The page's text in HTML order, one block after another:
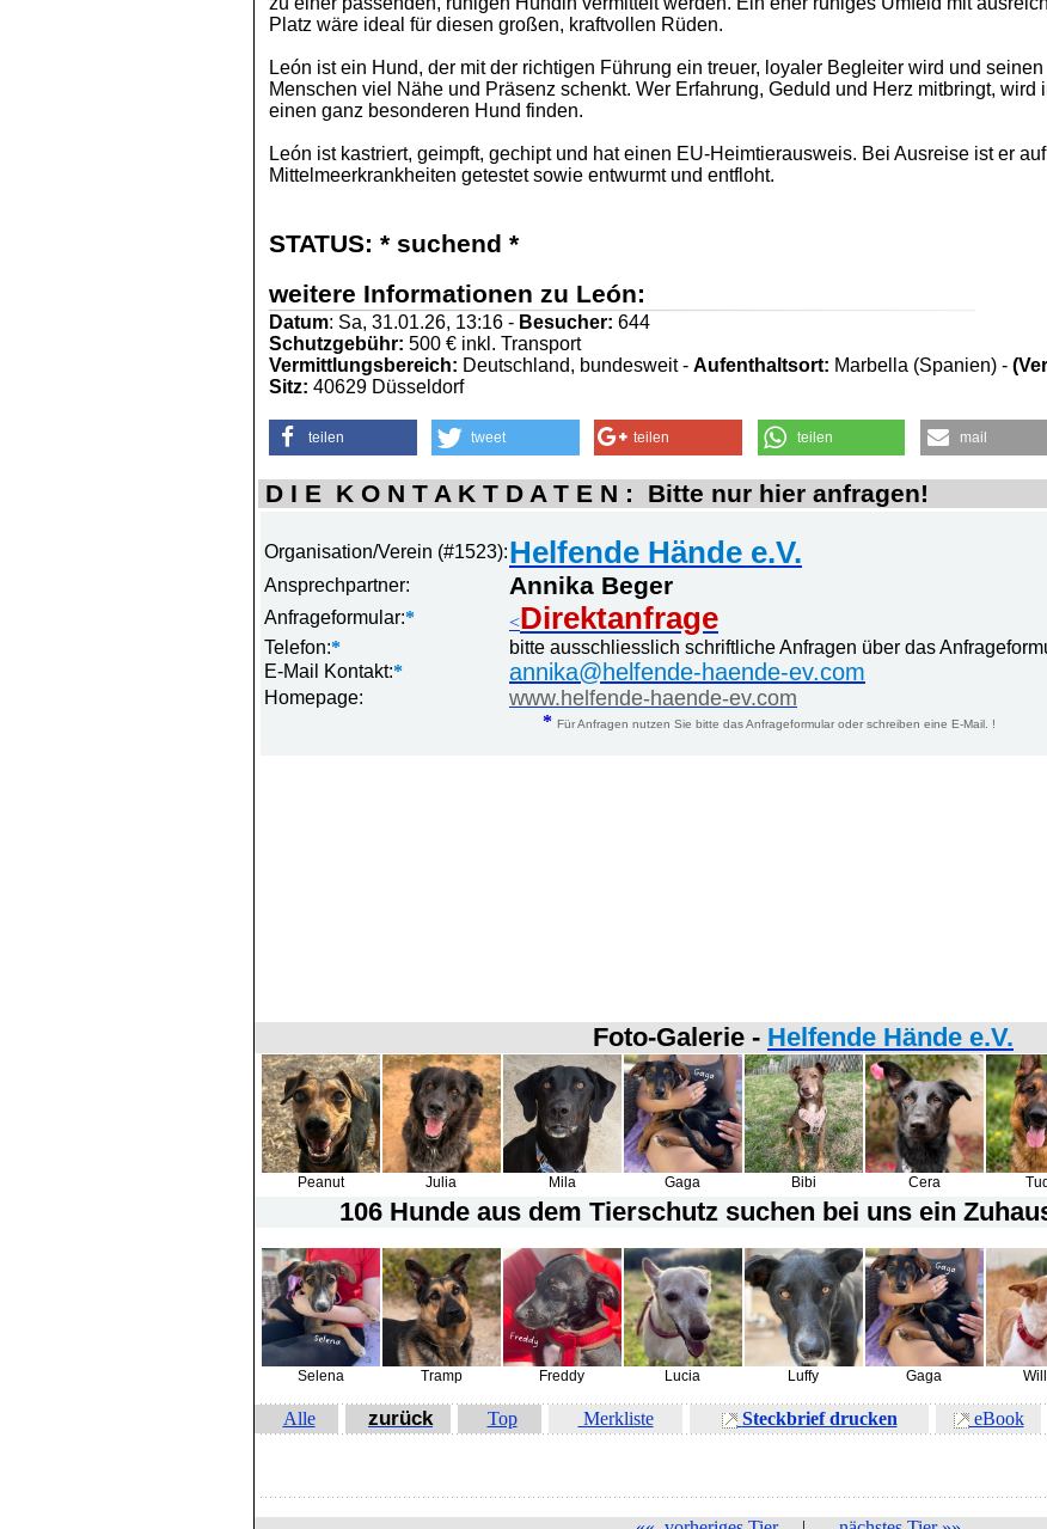
Platz wäre ideal für diesen großen, kraftvollen Rüden.
León ist ein Hund, der mit der richtigen Führung ein treuer, loyaler Begleiter wird und seinen
Menschen viel Nähe und Präsenz schenkt. Wer Erfahrung, Geduld und Herz mitbringt, wird
einen ganz besonderen Hund finden.
León ist kastriert, geimpft, gechipt und hat einen EU-Heimtierausweis. Bei Ausreise ist er auf
Mittelmeerkrankheiten getestet sowie entwurmt und entfloht.
STATUS: * suchend *
weitere Informationen zu León:
Datum: Sa, 31.01.26, 13:16 - Besucher: 644
Schutzgebühr: 500 € inkl. Transport
Vermittlungsbereich: Deutschland, bundesweit - Aufenthaltsort: Marbella (Spanien) -
Sitz: 40629 Düsseldorf
teilen tweet teilen teilen mail
D I E K O N T A K T D A T E N : Bitte nur hier anfragen!
Organisation/Verein (#1523):Helfende Hände e.V.
Ansprechpartner: Annika Beger
Anfrageformular:* <Direktanfrage
Telefon:*
bitte ausschliesslich schriftliche Anfragen über das
E-Mail Kontakt:* annika@helfende-haende-ev.com
Homepage: www.helfende-haende-ev.com
* Für Anfragen nutzen Sie bitte das Anfrageformular oder schreiben eine E-Mail. !
Foto-Galerie - Helfende Hände e.V.
Peanut Julia Mila Gaga Bibi Cera
106 Hunde aus dem Tierschutz suchen bei uns ein
Selena Tramp Freddy Lucia Luffy Gaga
Alle zurück Top Merkliste Steckbrief drucken eBook